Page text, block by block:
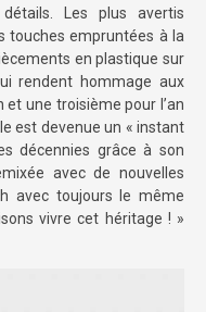
Les plus avertis
touches empruntées à la
en plastique sur
rendent hommage aux
une troisième pour l’an
est devenue un « instant
décennies grâce à son
avec de nouvelles
avec toujours le même
vivre cet héritage ! »